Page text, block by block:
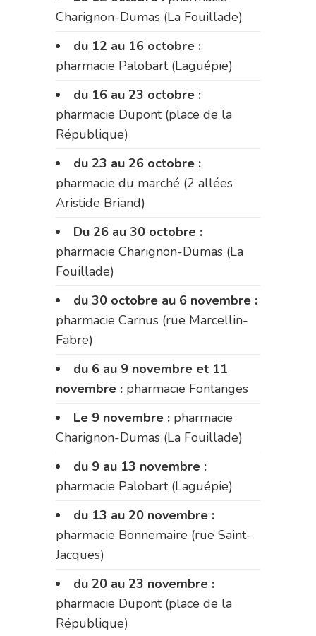
Charignon-Dumas (La Fouillade)
du 12 au 16 octobre :
pharmacie Palobart (Laguépie)
du 16 au 23 octobre :
pharmacie Dupont (place de la
République)
du 23 au 26 octobre :
pharmacie du marché (2 allées
Aristide Briand)
Du 26 au 30 octobre :
pharmacie Charignon-Dumas (La
Fouillade)
du 30 octobre au 6 novembre :
pharmacie Carnus (rue Marcellin-
Fabre)
du 6 au 9 novembre et 11
novembre : pharmacie Fontanges
Le 9 novembre : pharmacie
Charignon-Dumas (La Fouillade)
du 9 au 13 novembre :
pharmacie Palobart (Laguépie)
du 13 au 20 novembre :
pharmacie Bonnemaire (rue Saint-
Jacques)
du 20 au 23 novembre :
pharmacie Dupont (place de la
République)